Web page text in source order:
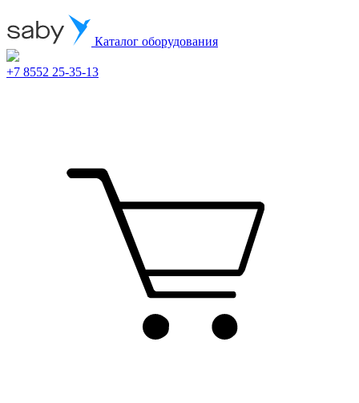
Каталог оборудования
+7 8552 25-35-13